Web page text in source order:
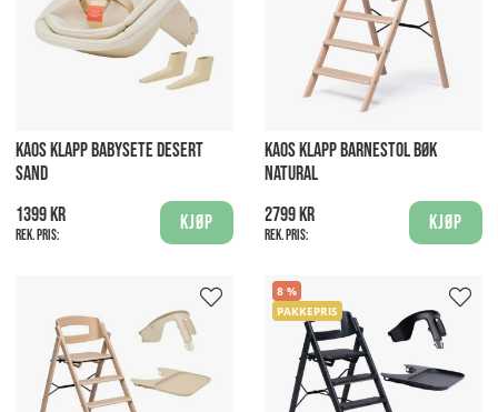
KAOS KLAPP BABYSETE DESERT
SAND
1399 kr
Rek. pris:
Kjøp
KAOS KLAPP BARNESTOL BØK
NATURAL
2799 kr
Rek. pris:
Kjøp
8
PAKKEPRIS